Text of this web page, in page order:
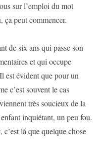
sur l’emploi du mot
ça peut commencer.
de six ans qui passe son
et qui occupe
est évident que pour un
c’est souvent le cas
très soucieux de la
inquiétant, un peu fou.
c’est là que quelque chose